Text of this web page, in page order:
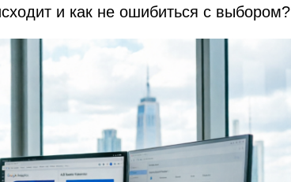
и как не ошибиться с выбором?